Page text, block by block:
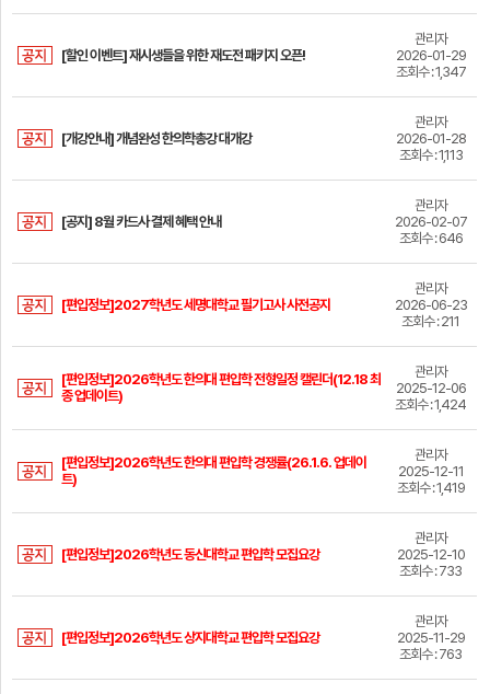
개
강
시
간
대
입
정
커
티
나
의
강
의
실
[할인 이벤트] 재시생들을 위한 재도전 패키지 오픈!
관리자
2026-01-29
조회수 : 1,347
[개강안내] 개념완성 한의학총강 대개강
관리자
2026-01-28
조회수 : 1,113
[공지] 8월 카드사 결제 혜택 안내
관리자
2026-02-07
조회수 : 646
[편입정보]2027학년도 세명대학교 필기고사 사전공지
관리자
2026-06-23
조회수 : 211
[편입정보]2026학년도 한의대 편입학 전형일정 캘린더(12.18 최
종 업데이트)
관리자
2025-12-06
조회수 : 1,424
[편입정보]2026학년도 한의대 편입학 경쟁률(26.1.6. 업데이
트)
관리자
2025-12-11
조회수 : 1,419
[편입정보]2026학년도 동신대학교 편입학 모집요강
관리자
2025-12-10
조회수 : 733
[편입정보]2026학년도 상지대학교 편입학 모집요강
관리자
2025-11-29
조회수 : 763